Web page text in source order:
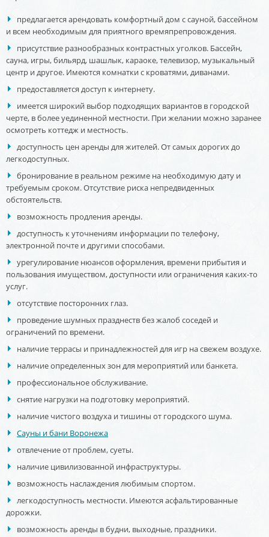
предлагается арендовать комфортный дом с сауной, бассейном
и всем необходимым для приятного времяпрепровождения.
присутствие разнообразных контрастных уголков. Бассейн,
сауна, игры, бильярд, шашлык, караоке, телевизор, музыкальный
центр и другое. Имеются комнатки с кроватями, диванами.
предоставляется доступ к интернету.
имеется широкий выбор подходящих вариантов в городской
черте, в более уединенной местности. При желании можно заранее
осмотреть коттедж и местность.
доступность цен аренды для жителей. От самых дорогих до
легкодоступных.
бронирование в реальном режиме на необходимую дату и
требуемым сроком. Отсутствие риска непредвиденных
обстоятельств.
возможность продления аренды.
доступность к уточнениям информации по телефону,
электронной почте и другими способами.
урегулирование нюансов оформления, времени прибытия и
пользования имуществом, доступности или ограничения каких-то
услуг.
отсутствие посторонних глаз.
проведение шумных празднеств без жалоб соседей и
ограничений по времени.
наличие террасы и принадлежностей для игр на свежем воздухе.
наличие определенных зон для мероприятий или банкета.
профессиональное обслуживание.
снятие нагрузки на подготовку мероприятий.
наличие чистого воздуха и тишины от городского шума.
Сауны и бани Воронежа
отвлечение от проблем, суеты.
наличие цивилизованной инфраструктуры.
возможность наслаждения любимым спортом.
легкодоступность местности. Имеются асфальтированные
дорожки.
возможность аренды в будни, выходные, праздники.